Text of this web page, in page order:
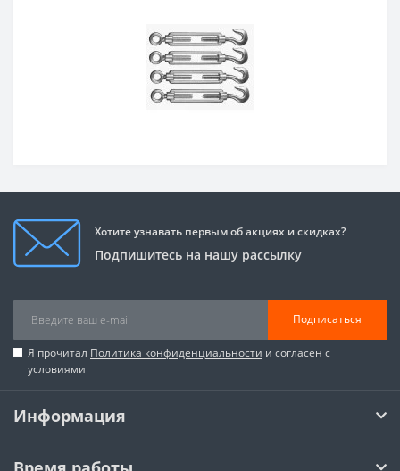
Хотите узнавать первым об акциях и скидках?
Подпишитесь на нашу рассылку
Подписаться
Я прочитал Политика конфиденциальности и согласен с
условиями
Информация